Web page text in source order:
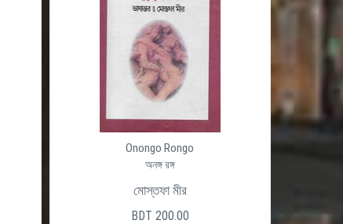
Onongo Rongo
অনঙ্গ রঙ্গ
মোস্তফা মীর
BDT 200.00